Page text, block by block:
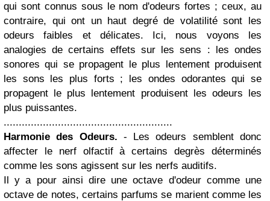
qui sont connus sous le nom d'odeurs fortes ; ceux, au
contraire, qui ont un haut degré de volatilité sont les
odeurs faibles et délicates. Ici, nous voyons les
analogies de certains effets sur les sens : les ondes
sonores qui se propagent le plus lentement produisent
les sons les plus forts ; les ondes odorantes qui se
propagent le plus lentement produisent les odeurs les
plus puissantes.
........................................................
Harmonie des Odeurs. - Les odeurs semblent donc
affecter le nerf olfactif à certains degrès déterminés
comme les sons agissent sur les nerfs auditifs.
Il y a pour ainsi dire une octave d'odeur comme une
octave de notes, certains parfums se marient comme les